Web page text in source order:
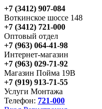
+7 (3412) 907-084
Воткинское шоссе 148
+7 (3412) 721-000
Оптовый отдел
+7 (963) 064-41-98
Интернет-магазин
+7 (963) 029-71-92
Магазин Пойма 19В
+7 (919) 913-71-55
Услуги Монтажа
Телефон: 721-000